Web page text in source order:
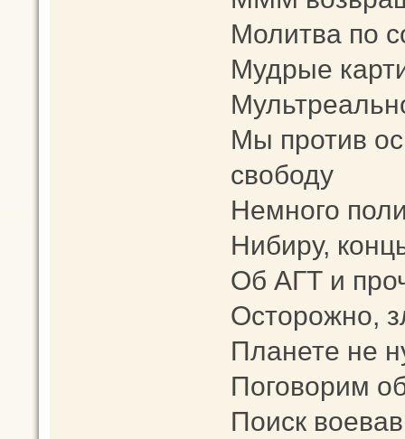
Молитва по
Мудрые
Мы против
свободу
Немного
Нибиру,
Об АГТ и
Осторожно,
Планете не
Поговорим
Поиск